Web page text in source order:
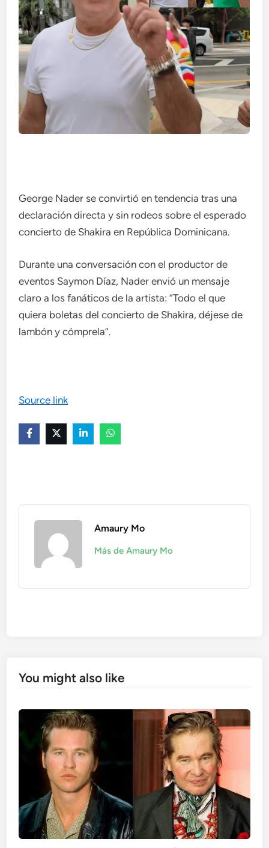
George Nader se convirtió en tendencia tras una
declaración directa y sin rodeos sobre el esperado
concierto de Shakira en República Dominicana.
Durante una conversación con el productor de
eventos Saymon Díaz, Nader envió un mensaje
claro a los fanáticos de la artista: “Todo el que
quiera boletas del concierto de Shakira, déjese de
lambón y cómprela”.
Source link
Amaury Mo
Más de Amaury Mo
You might also like